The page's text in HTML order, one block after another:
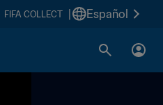
FIFA COLLECT Español